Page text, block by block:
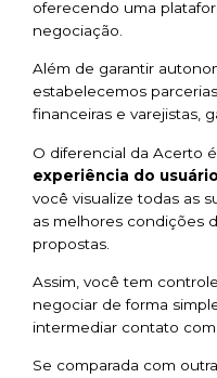
oferecendo uma
negociação.
Além de garantir
estabelecemos
financeiras e varejistas,
O diferencial da Acerto
experiência do usuário
você visualize todas as
as melhores condições
propostas.
Assim, você tem
negociar de forma
intermediar contato
Se comparada com